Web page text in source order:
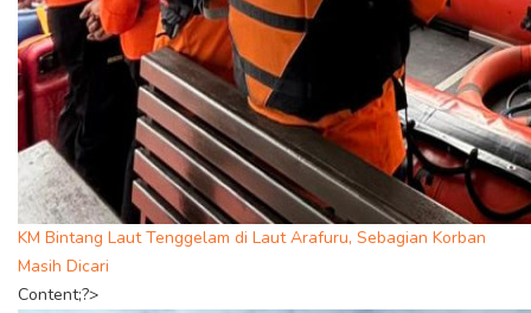
KM Bintang Laut Tenggelam di Laut Arafuru, Sebagian Korban
Masih Dicari
Content;?>